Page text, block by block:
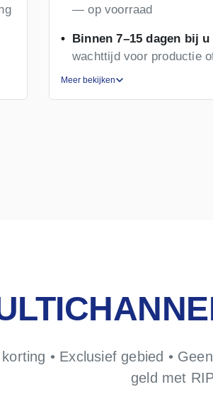
— op voorraad
Binnen 7–15 dagen bij
wachttijd voor productie
Meer bekijken
• Exclusief gebied •
geld met